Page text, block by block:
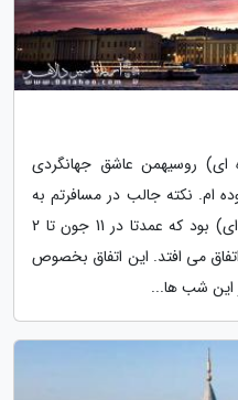
ای) روسیهمن عاشق جهانگردی
دیدن نموده ام. نکته جالب در مسافرتم به
روسیه پدیده شب های سفید (نقره ای) بود که عمدتا در 11 جون تا 2
می افتد. این اتفاق بخصوص
این شب ها...